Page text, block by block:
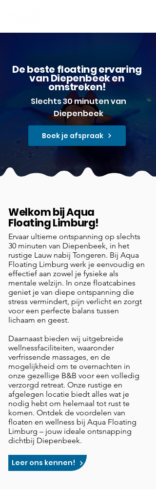
De beste floating ervaring
van Diepenbeek en
omstreken!
​Slechts 30 minuten van
Diepenbeek
Boek je afspraak
Welkom bijAqua
Floating Limburg!
Ervaar ultieme ontspanning op slechts
30 minuten van Diepenbeek, in het
rustige Lauw nabij Tongeren. Bij Aqua
Floating Limburg werk je eenvoudig en
effectief aan zowel je fysieke als
mentale welzijn. In onze floatcabines
geniet je van diepe ontspanning die
stress vermindert, pijn verlicht en zorgt
voor een perfecte balans tussen
lichaam en geest.
Daarnaast bieden wij uitgebreide
wellnessfaciliteiten, waaronder
verfrissende massages, en de
mogelijkheid om te overnachten in
onze gezellige B&B voor een volledig
verzorgd retreat. Onze rustige en
afgelegen locatie biedt alles wat je
nodig hebt om helemaal tot rust te
komen. Ontdek de voordelen van
floaten en wellness bij Aqua Floating
Limburg – jouw ideale ontsnapping
dichtbij Diepenbeek.
Leer ons kennen!